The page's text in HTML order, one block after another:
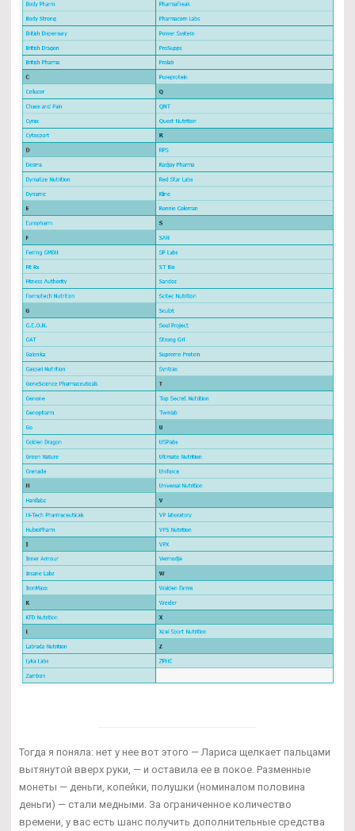
Тогда я поняла: нет у нее вот этого — Лариса щелкает пальцами
вытянутой вверх руки, — и оставила ее в покое. Разменные
монеты — деньги, копейки, полушки (номиналом половина
деньги) — стали медными. За ограниченное количество
времени, у вас есть шанс получить дополнительные средства